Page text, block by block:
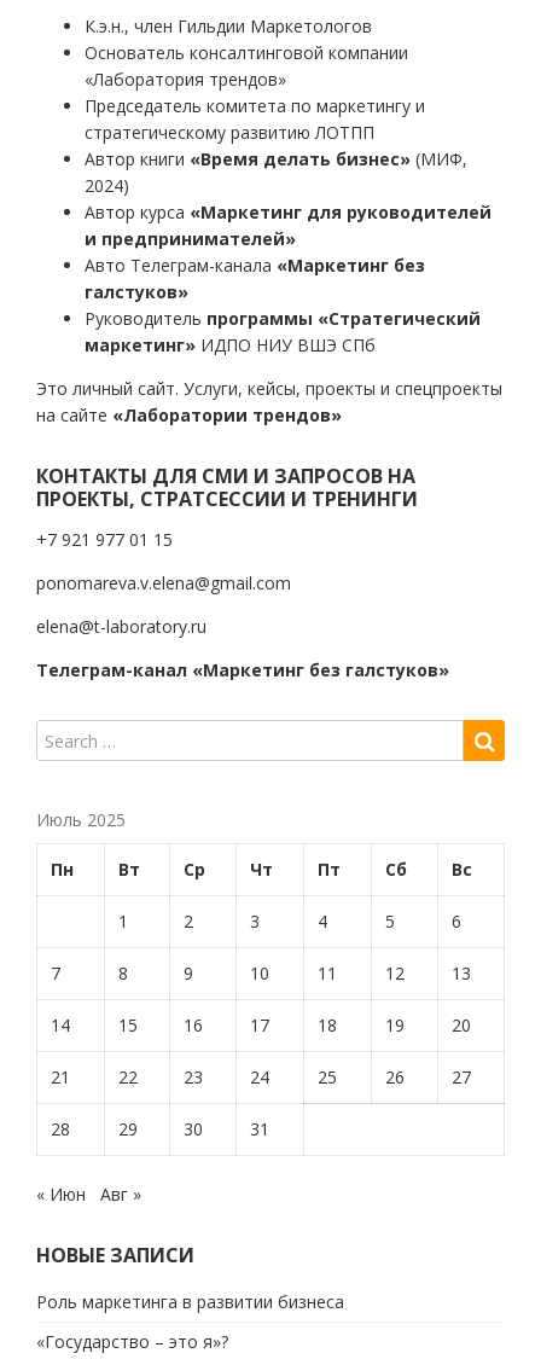
К.э.н., член Гильдии Маркетологов
Основатель консалтинговой компании
«Лаборатория трендов»
Председатель комитета по маркетингу и
стратегическому развитию ЛОТПП
Автор книги «Время делать бизнес» (МИФ,
2024)
Автор курса «Маркетинг для руководителей
и предпринимателей»
Авто Телеграм-канала «Маркетинг без
галстуков»
Руководитель программы «Стратегический
маркетинг» ИДПО НИУ ВШЭ СПб
Это личный сайт. Услуги, кейсы, проекты и спецпроекты
на сайте «Лаборатории трендов»
КОНТАКТЫ ДЛЯ СМИ И ЗАПРОСОВ НА
ПРОЕКТЫ, СТРАТСЕССИИ И ТРЕНИНГИ
+7 921 977 01 15
ponomareva.v.elena@gmail.com
elena@t-laboratory.ru
Телеграм-канал «Маркетинг без галстуков»
Июль 2025
Пн Вт Ср Чт Пт Сб Вс
1 2 3 4 5 6
7 8 9 10 11 12 13
14 15 16 17 18 19 20
21 22 23 24 25 26 27
28 29 30 31
« Июн Авг »
НОВЫЕ ЗАПИСИ
Роль маркетинга в развитии бизнеса
«Государство – это я»?